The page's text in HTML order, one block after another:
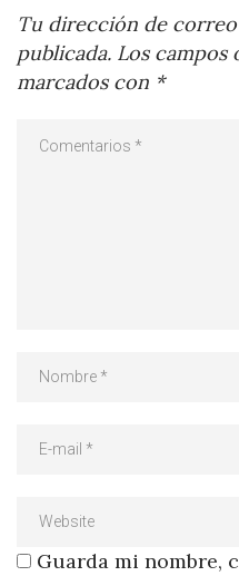
Tu dirección de
publicada. Los campos
marcados con *
Guarda mi nombre,